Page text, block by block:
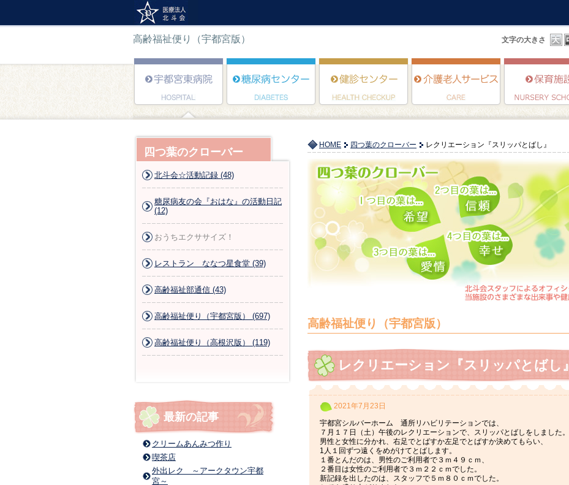
高齢福祉便り（宇都宮版） 文字の大きさ
HOME 四つ葉のクローバー レクリエーション『スリッパとばし』
高齢福祉便り（宇都宮版）
レクリエーション『スリッパとばし』
2021年7月23日
宇都宮シルバーホーム 通所リハビリテーションでは、
７月１７日（土）午後のレクリエーションで、スリッパとばしをしました。
男性と女性に分かれ、右足でとばすか左足でとばすか決めてもらい、
1人１回ずつ遠くをめがけてとばします。
１番とんだのは、男性のご利用者で３ｍ４９ｃｍ、
２番目は女性のご利用者で３ｍ２２ｃｍでした。
新記録を出したのは、スタッフで５ｍ８０ｃｍでした。
四つ葉のクローバー
北斗会☆活動記録 (48)
糖尿病友の会『おはな』の活動日記
(12)
おうちエクササイズ！
レストラン ななつ星食堂 (39)
高齢福祉部通信 (43)
高齢福祉便り（宇都宮版） (697)
高齢福祉便り（高根沢版） (119)
最新の記事
クリームあんみつ作り
喫茶店
外出レク ～アークタウン宇都
宮～